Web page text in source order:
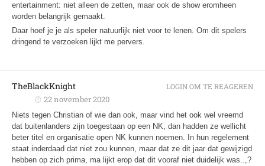
entertainment: niet alleen de zetten, maar ook de show eromheen
worden belangrijk gemaakt.
Daar hoef je je als speler natuurlijk niet voor te lenen. Om dit spelers
dringend te verzoeken lijkt me pervers.
TheBlackKnight
22 november 2020
Niets tegen Christian of wie dan ook, maar vind het ook wel vreemd
dat buitenlanders zijn toegestaan op een NK, dan hadden ze wellicht
beter titel en organisatie open NK kunnen noemen. In hun regelement
staat inderdaad dat niet zou kunnen, maar dat ze dit jaar dat gewijzigd
hebben op zich prima, ma lijkt erop dat dit vooraf niet duidelijk was..,?
LOGIN OM TE REAGEREN